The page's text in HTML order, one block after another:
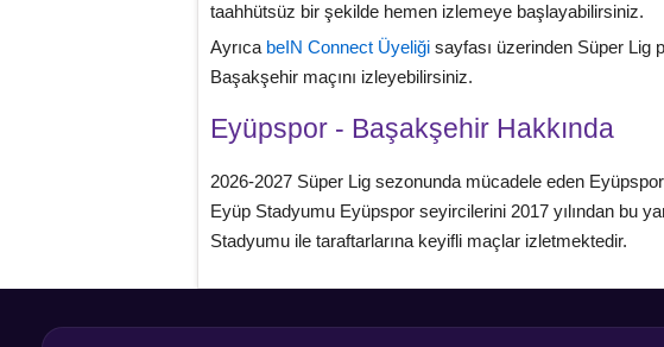
taahhütsüz bir şekilde hemen izlemeye başlayabilirsiniz.
Ayrıca beIN Connect Üyeliği sayfası üzerinden Süper Lig
Başakşehir maçını izleyebilirsiniz.
Eyüpspor - Başakşehir Hakkında
2026-2027 Süper Lig sezonunda mücadele eden
Eyüp Stadyumu Eyüpspor seyircilerini 2017 yılından bu
Stadyumu ile taraftarlarına keyifli maçlar izletmektedir.